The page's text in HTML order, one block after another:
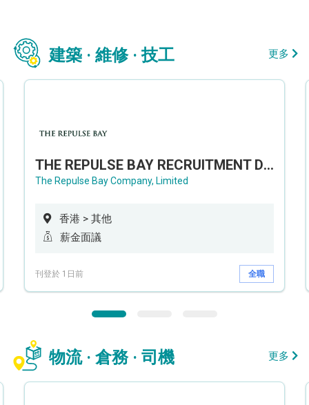
建築 · 維修 · 技工 更多
THE REPULSE BAY RECRUITMENT DAY 淺水灣影灣園人才招聘會
The Repulse Bay Company, Limited
香港 > 其他
薪金面議
刊登於 1日前 全職
物流 · 倉務 · 司機 更多